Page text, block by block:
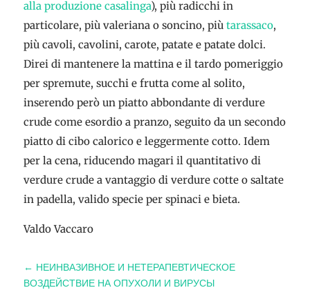
alla produzione casalinga), più radicchi in
particolare, più valeriana o soncino, più tarassaco,
più cavoli, cavolini, carote, patate e patate dolci.
Direi di mantenere la mattina e il tardo pomeriggio
per spremute, succhi e frutta come al solito,
inserendo però un piatto abbondante di verdure
crude come esordio a pranzo, seguito da un secondo
piatto di cibo calorico e leggermente cotto. Idem
per la cena, riducendo magari il quantitativo di
verdure crude a vantaggio di verdure cotte o saltate
in padella, valido specie per spinaci e bieta.
Valdo Vaccaro
← НЕИНВАЗИВНОЕ И НЕТЕРАПЕВТИЧЕСКОЕ
ВОЗДЕЙСТВИЕ НА ОПУХОЛИ И ВИРУСЫ